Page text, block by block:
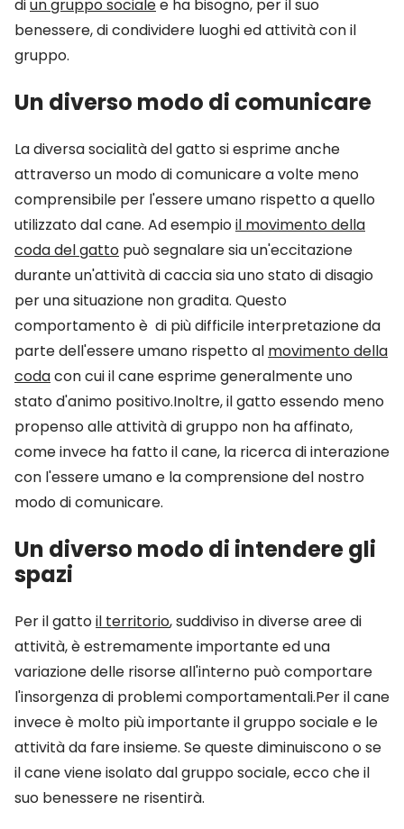
diun gruppo socialee ha bisogno, per il suo
benessere, di condividere luoghi ed attività con il
gruppo.
Un diverso modo di comunicare
La diversa socialità del gatto si esprime anche
attraverso un modo di comunicare a volte meno
comprensibile per l'essere umano rispetto a quello
utilizzato dal cane. Ad esempioil movimento della
coda del gatto può segnalare sia un'eccitazione
durante un'attività di caccia sia uno stato di disagio
per una situazione non gradita. Questo
comportamento è di più difficile interpretazione da
parte dell'essere umano rispetto al movimento della
codacon cui il cane esprime generalmente uno
stato d'animo positivo.Inoltre, il gatto essendo meno
propenso alle attività di gruppo non ha affinato,
come invece ha fatto il cane, la ricerca di interazione
con l'essere umano e la comprensione del nostro
modo di comunicare.
Un diverso modo di intendere gli
spazi
Per il gattoil territorio, suddiviso in diverse aree di
attività, è estremamente importante ed una
variazione delle risorse all'interno può comportare
l'insorgenza di problemi comportamentali.Per il cane
invece è molto più importante il gruppo sociale e le
attività da fare insieme. Se queste diminuiscono o se
il cane viene isolato dal gruppo sociale, ecco che il
suo benessere ne risentirà.